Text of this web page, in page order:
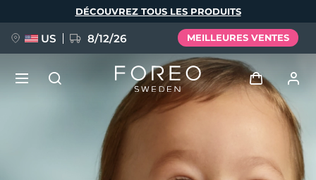
DÉCOUVREZ TOUS LES PRODUITS
US 8/12/26 MEILLEURES VENTES
Se connecter
Profil de l'utilisateur
BREAKING NEWS